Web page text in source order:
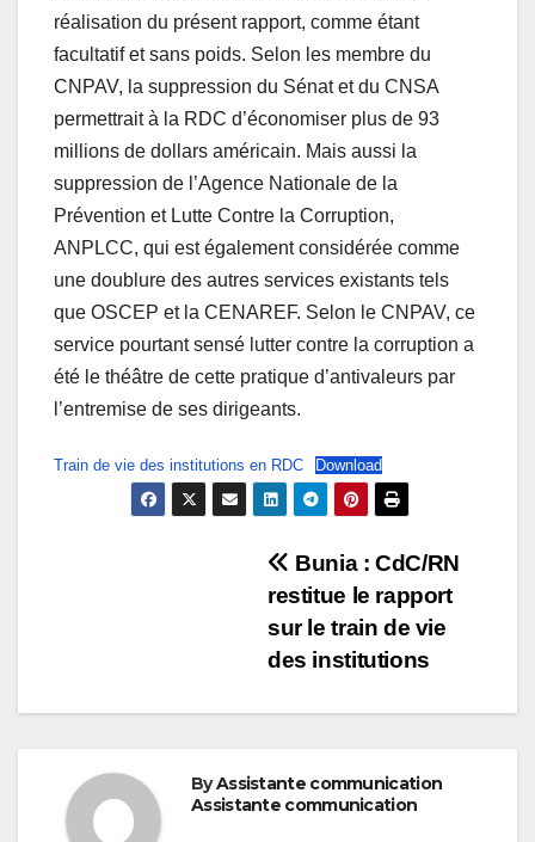
réalisation du présent rapport, comme étant
facultatif et sans poids. Selon les membre du
CNPAV, la suppression du Sénat et du CNSA
permettrait à la RDC d’économiser plus de 93
millions de dollars américain. Mais aussi la
suppression de l’Agence Nationale de la
Prévention et Lutte Contre la Corruption,
ANPLCC, qui est également considérée comme
une doublure des autres services existants tels
que OSCEP et la CENAREF. Selon le CNPAV, ce
service pourtant sensé lutter contre la corruption a
été le théâtre de cette pratique d’antivaleurs par
l’entremise de ses dirigeants.
Train de vie des institutions en RDC Download
Bunia : CdC/RN
restitue le rapport
sur le train de vie
des institutions
ByAssistante communication
Assistante communication